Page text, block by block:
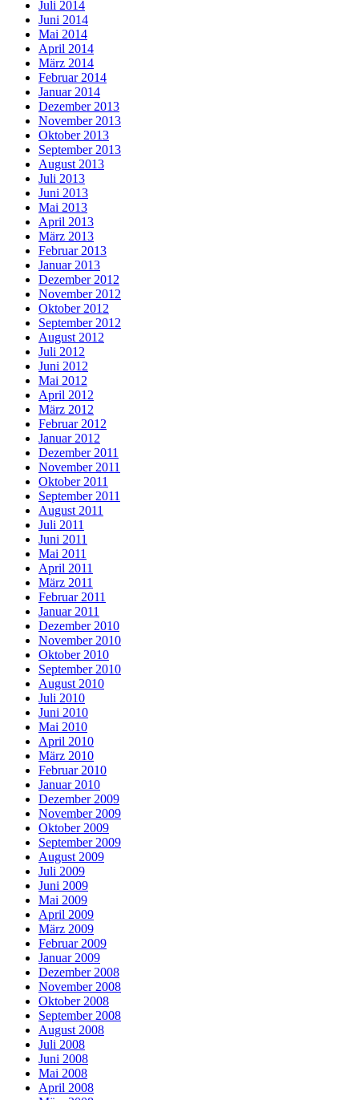
Juli 2014
Juni 2014
Mai 2014
April 2014
März 2014
Februar 2014
Januar 2014
Dezember 2013
November 2013
Oktober 2013
September 2013
August 2013
Juli 2013
Juni 2013
Mai 2013
April 2013
März 2013
Februar 2013
Januar 2013
Dezember 2012
November 2012
Oktober 2012
September 2012
August 2012
Juli 2012
Juni 2012
Mai 2012
April 2012
März 2012
Februar 2012
Januar 2012
Dezember 2011
November 2011
Oktober 2011
September 2011
August 2011
Juli 2011
Juni 2011
Mai 2011
April 2011
März 2011
Februar 2011
Januar 2011
Dezember 2010
November 2010
Oktober 2010
September 2010
August 2010
Juli 2010
Juni 2010
Mai 2010
April 2010
März 2010
Februar 2010
Januar 2010
Dezember 2009
November 2009
Oktober 2009
September 2009
August 2009
Juli 2009
Juni 2009
Mai 2009
April 2009
März 2009
Februar 2009
Januar 2009
Dezember 2008
November 2008
Oktober 2008
September 2008
August 2008
Juli 2008
Juni 2008
Mai 2008
April 2008